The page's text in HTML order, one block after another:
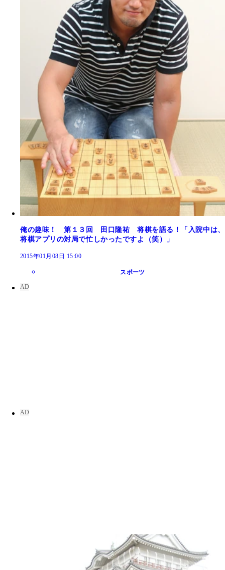
俺の趣味！ 第１３回 田口隆祐 将棋を語る！「入院中は、
将棋アプリの対局で忙しかったですよ（笑）」
2015年01月08日 15:00
スポーツ